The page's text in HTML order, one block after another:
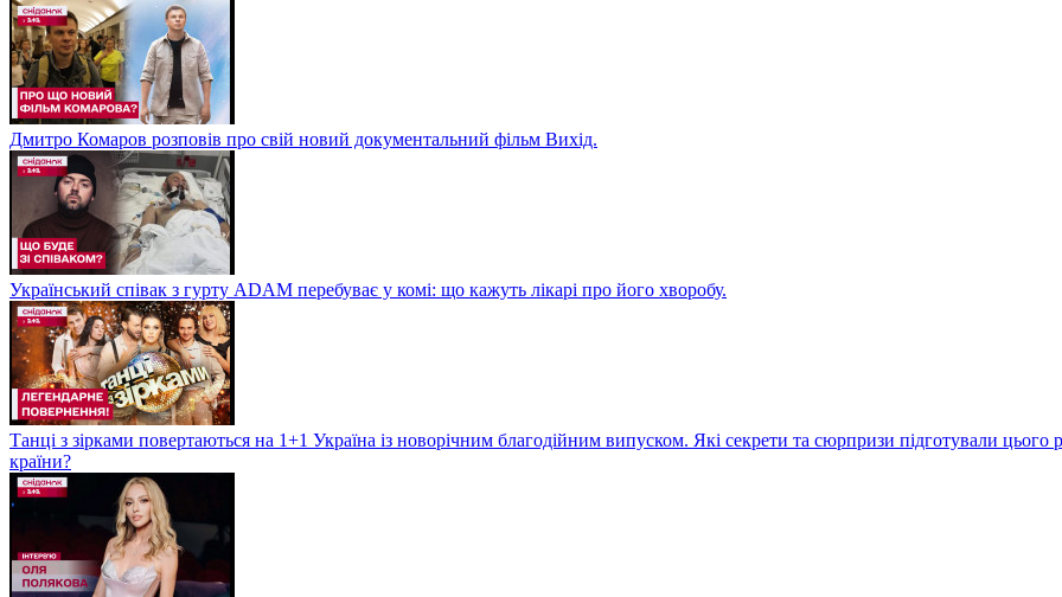
Дмитро Комаров розповів про свій новий документальний фільм Вихід.
Український співак з гурту ADAM перебуває у комі: що кажуть лікарі про його хворобу.
Танці з зірками повертаються на 1+1 Україна із новорічним благодійним випуском. Які секрети та сюрпризи підготували
країни?